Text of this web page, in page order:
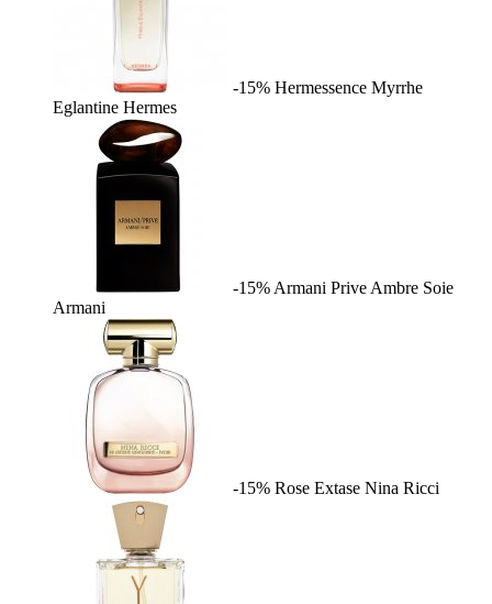
-15% Hermessence Myrrhe
Eglantine Hermes
-15% Armani Prive Ambre Soie
Armani
-15% Rose Extase Nina Ricci